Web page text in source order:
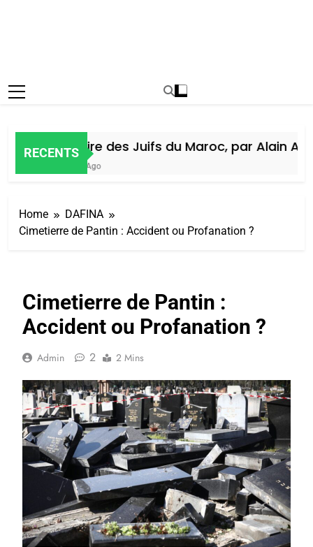
RECENTS
Histoire des Juifs du Maroc, par Alain Amiel
6 Jours Ago
Home
DAFINA
Cimetierre de Pantin : Accident ou Profanation ?
Cimetierre de Pantin :
Accident ou Profanation ?
Admin 2 2 Mins